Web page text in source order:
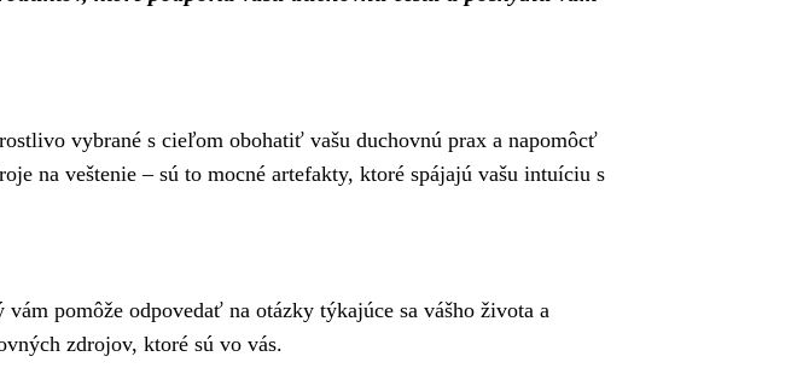
vybrané s cieľom obohatiť vašu duchovnú prax a napomôcť
na veštenie – sú to mocné artefakty, ktoré spájajú vašu intuíciu s
pomôže odpovedať na otázky týkajúce sa vášho života a
zdrojov, ktoré sú vo vás.